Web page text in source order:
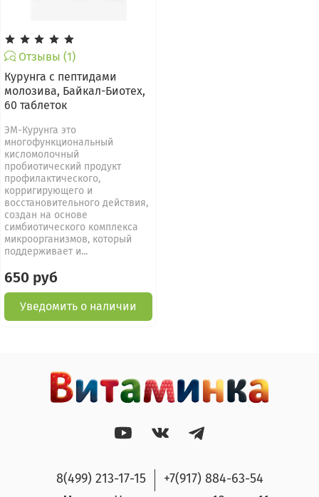
Отзывы (1)
Курунга с пептидами
молозива, Байкал-Биотех,
60 таблеток
ЭМ-Курунга это
многофункциональный
кисломолочный
пробиотический продукт
профилактического,
корригирующего и
восстановительного действия,
создан на основе
симбиотического комплекса
микроорганизмов, который
поддерживает и...
650 руб
Уведомить о наличии
8(499) 213-17-15
+7(917) 884-63-54